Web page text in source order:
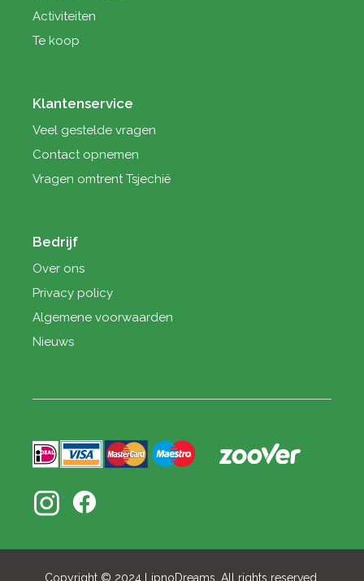
Activiteiten
Te koop
Klantenservice
Veel gestelde vragen
Contact opnemen
Vragen omtrent Tsjechië
Bedrijf
Over ons
Privacy policy
Algemene voorwaarden
Nieuws
Copyright © 2024 LipnoDreams, All rights reserved.